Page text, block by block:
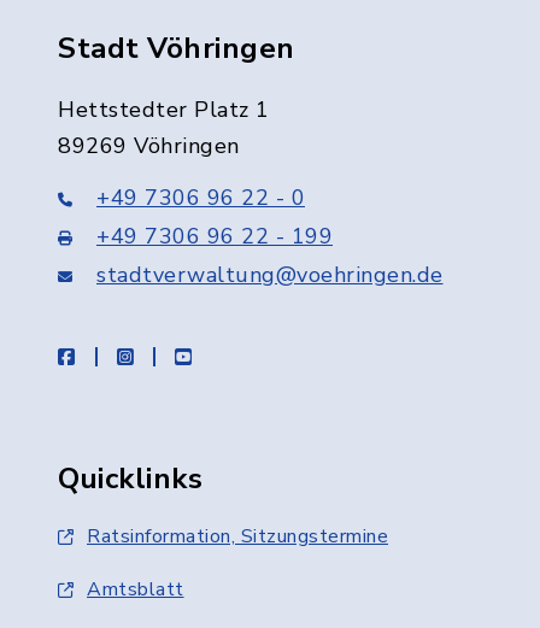
Stadt Vöhringen
Hettstedter Platz 1
89269 Vöhringen
+49 7306 96 22 - 0
+49 7306 96 22 - 199
stadtverwaltung@voehringen.de
facebookinstagramyoutube
Quicklinks
Ratsinformation, Sitzungstermine
Amtsblatt